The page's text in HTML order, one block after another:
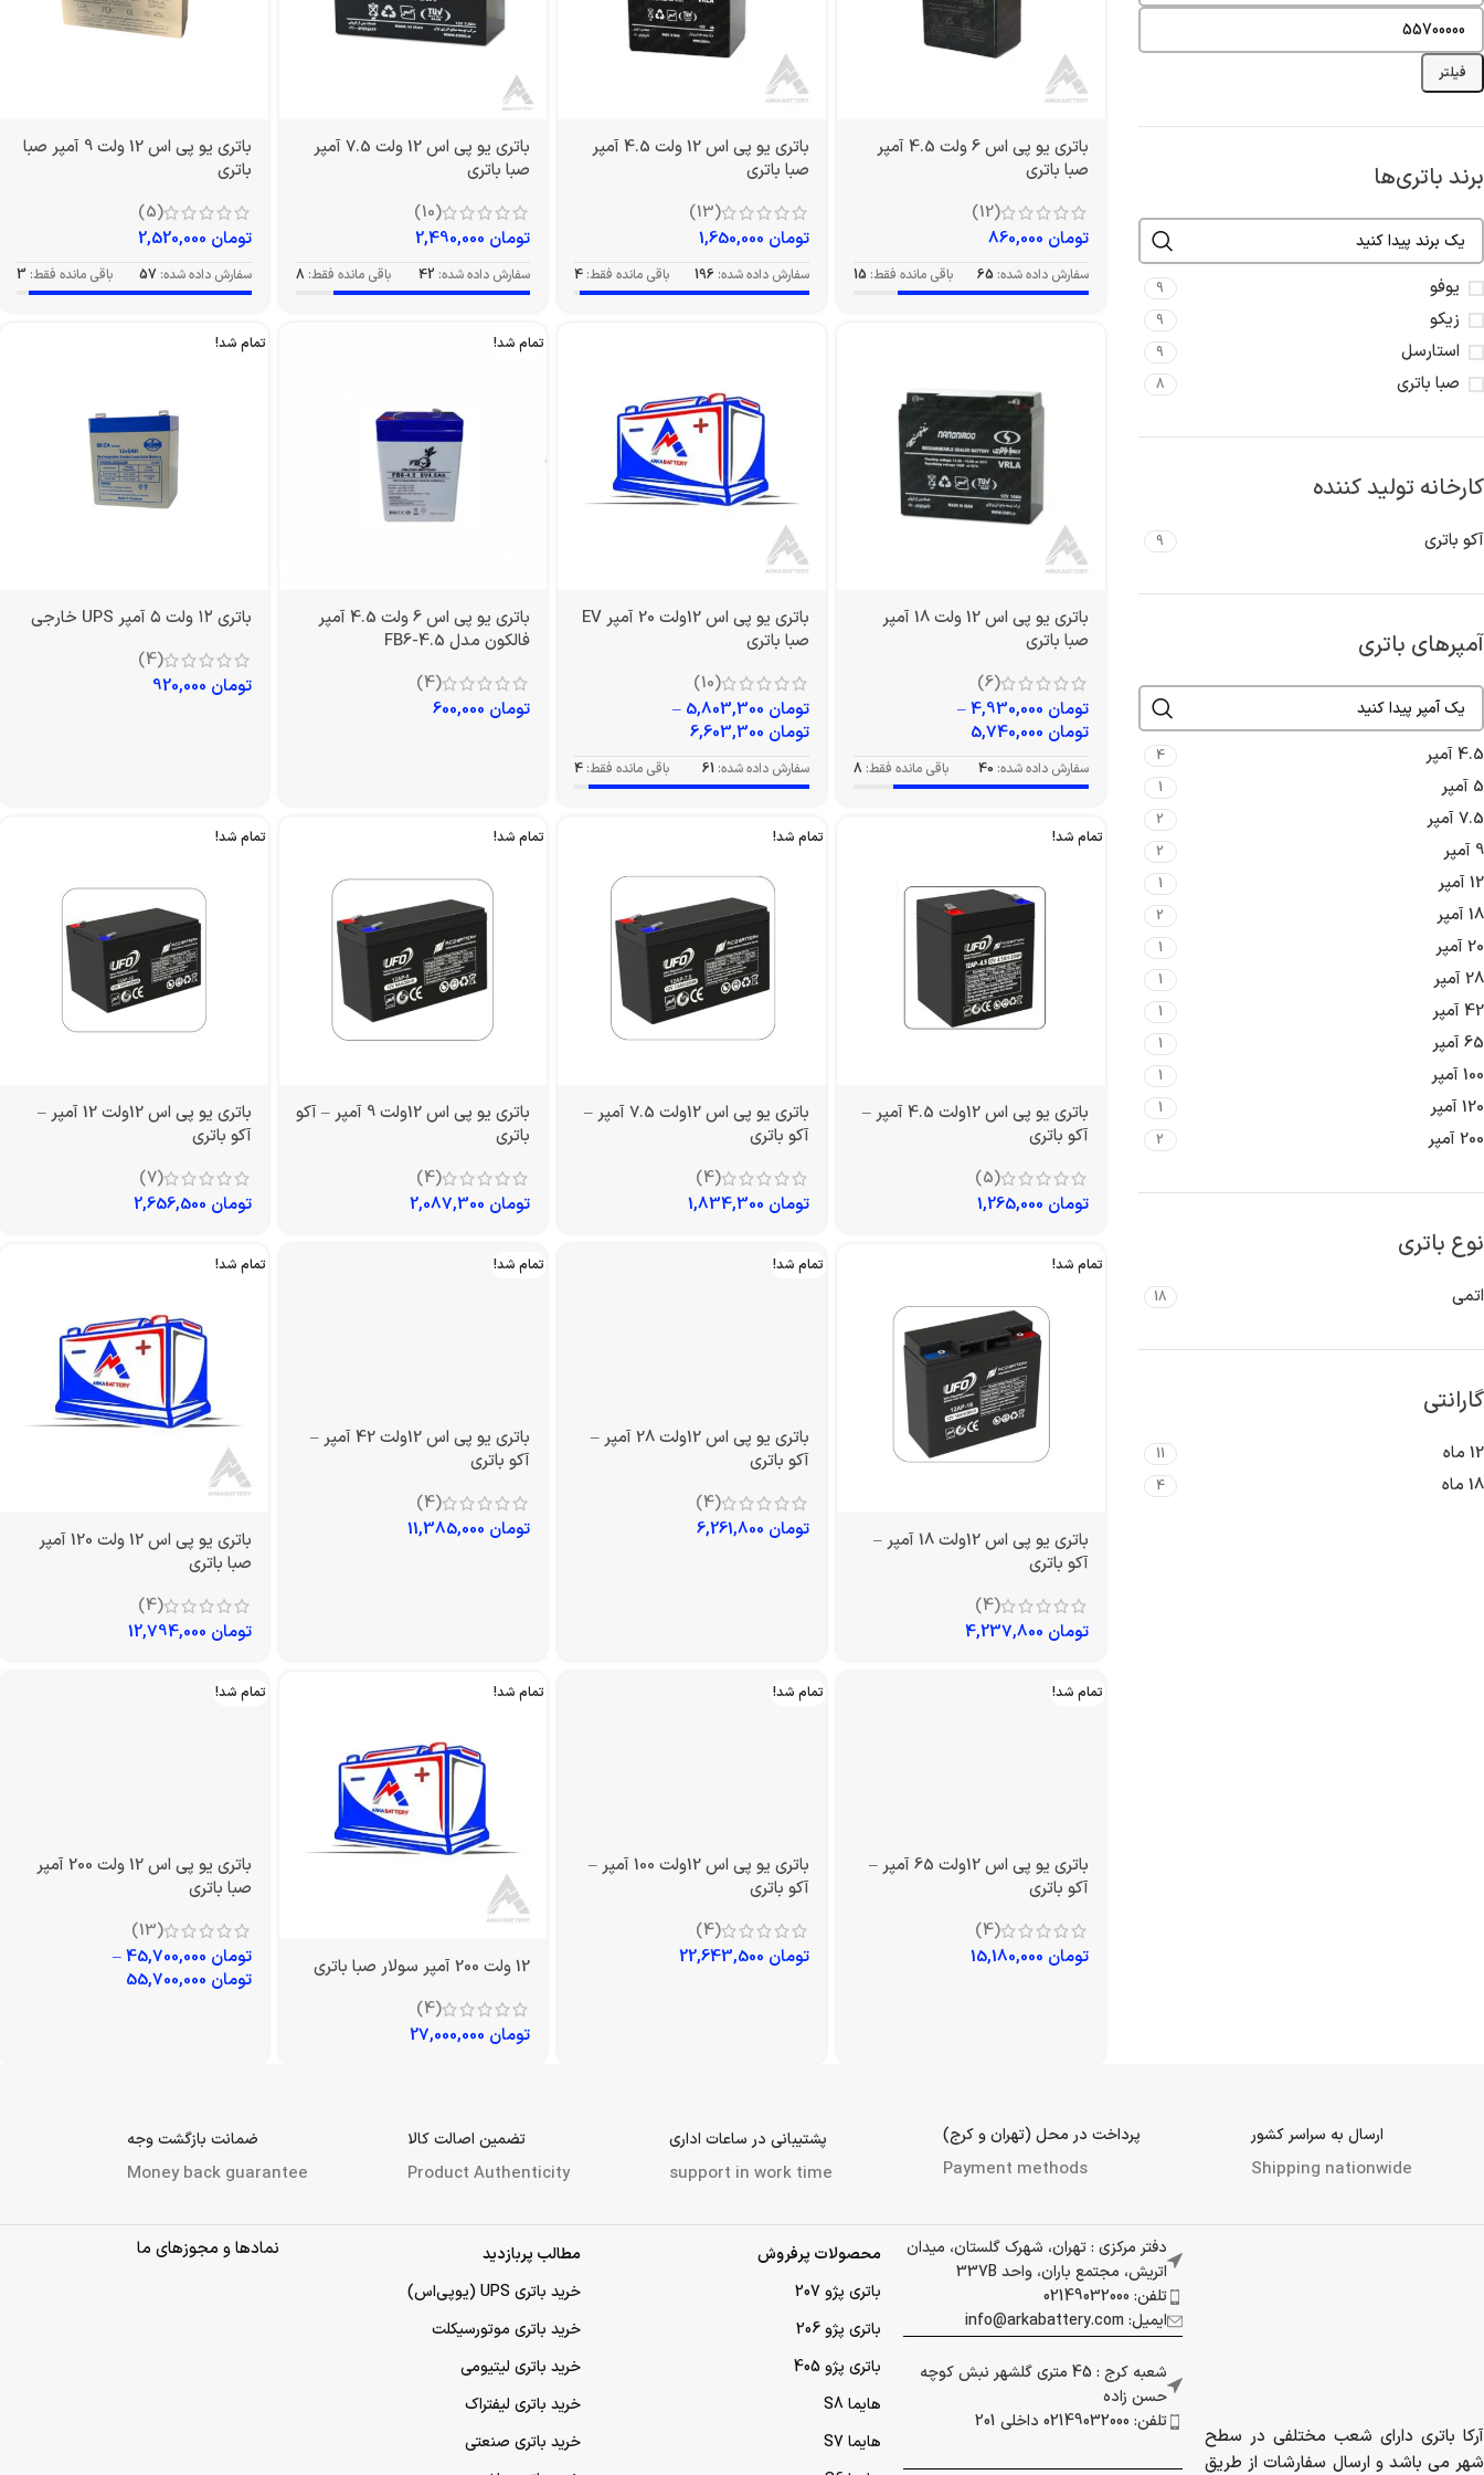
فیلتر
برند باتری‌ها
یوفو 9
زیکو 9
استارسل 9
صبا باتری 8
کارخانه تولید کننده
آکو باتری 9
آمپرهای باتری
4.5 آمپر 4
5 آمپر 1
7.5 آمپر 2
9 آمپر 2
12 آمپر 1
18 آمپر 2
20 آمپر 1
28 آمپر 1
42 آمپر 1
65 آمپر 1
100 آمپر 1
120 آمپر 1
200 آمپر 2
نوع باتری
اتمی 18
گارانتی
12 ماه 11
18 ماه 4
باتری یو پی اس 6 ولت 4.5 آمپر
صبا باتری
(12)
تومان
سفارش داده شده: 65 باقی مانده فقط: 15
باتری یو پی اس 12 ولت 4.5 آمپر
صبا باتری
(13)
تومان
سفارش داده شده: 196 باقی مانده فقط: 4
باتری یو پی اس 12 ولت 7.5 آمپر
صبا باتری
(10)
تومان
سفارش داده شده: 42 باقی مانده فقط: 8
باتری یو پی اس 12 ولت 9 آمپر صبا
باتری
(5)
تومان
سفارش داده شده: 57 باقی مانده فقط: 3
باتری یو پی اس 12 ولت 18 آمپر
صبا باتری
(6)
تومان
–
تومان
سفارش داده شده: 40 باقی مانده فقط: 8
باتری یو پی اس 12ولت 20 آمپر EV
صبا باتری
(10)
تومان
–
تومان
سفارش داده شده: 61 باقی مانده فقط: 4
تمام شد!
باتری یو پی اس 6 ولت 4.5 آمپر
فالکون مدل FB6-4.5
(4)
تومان
تمام شد!
باتری ۱۲ ولت ۵ آمپر UPS خارجی
(4)
تومان
تمام شد!
باتری یو پی اس 12ولت 4.5 آمپر –
آکو باتری
(5)
تومان
تمام شد!
باتری یو پی اس 12ولت 7.5 آمپر –
آکو باتری
(4)
تومان
تمام شد!
باتری یو پی اس 12ولت 9 آمپر – آکو
باتری
(4)
تومان
تمام شد!
باتری یو پی اس 12ولت 12 آمپر –
آکو باتری
(7)
تومان
تمام شد!
باتری یو پی اس 12ولت 18 آمپر –
آکو باتری
(4)
تومان
تمام شد!
باتری یو پی اس 12ولت 28 آمپر –
آکو باتری
(4)
تومان
تمام شد!
باتری یو پی اس 12ولت 42 آمپر –
آکو باتری
(4)
تومان
تمام شد!
باتری یو پی اس 12 ولت 120 آمپر
صبا باتری
(4)
تومان
تمام شد!
باتری یو پی اس 12ولت 65 آمپر –
آکو باتری
(4)
تومان
تمام شد!
باتری یو پی اس 12ولت 100 آمپر –
آکو باتری
(4)
تومان
تمام شد!
12 ولت 200 آمپر سولار صبا باتری
(4)
تومان
تمام شد!
باتری یو پی اس 12 ولت 200 آمپر
صبا باتری
(13)
تومان
–
تومان
ارسال به سراسر کشور
Shipping nationwide
پرداخت در محل (تهران و کرج)
Payment methods
پشتیبانی در ساعات اداری
support in work time
تضمین اصالت کالا
Product Authenticity
ضمانت بازگشت وجه
Money back guarantee
آرکا باتری دارای شعب مختلفی در سطح
شهر می باشد و ارسال سفارشات از طریق
دفتر مرکزی : تهران، شهرک گلستان، میدان
اتریش، مجتمع باران، واحد 337B
تلفن: 02149032000
ایمیل: info@arkabattery.com
شعبه کرج : 45 متری گلشهر نبش کوچه
حسن زاده
تلفن: 02149032000 داخلی 201
محصولات پرفروش
باتری پژو 207
باتری پژو 206
باتری پژو 405
هایما S8
هایما S7
مطالب پربازدید
خرید باتری UPS (یو‌پی‌اس)
خرید باتری موتورسیکلت
خرید باتری لیتیومی
خرید باتری لیفتراک
خرید باتری صنعتی
نمادها و مجوزهای ما